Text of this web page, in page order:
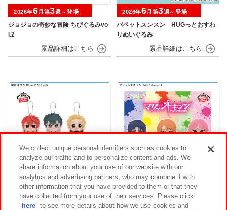
ジョジョの奇妙な冒険 ちびぐるみvo
l.2
2026年6月第3週～登場
パペットスンスン HUGっとおすわ
りぬいぐるみ
2026年6月第3週～登場
映画 ギヴン 柊mix ちびぐるみ
2026年6月13日～登場
マリッジトキシン ちびぐるみvol.1
2026年6 月12 日～登場
We collect unique personal identifiers such as cookies to
analyze our traffic and to personalize content and ads. We
share information about your use of our website with our
analytics and advertising partners, who may combine it with
other information that you have provided to them or that they
have collected from your use of their services. Please click
" here" to see more details about how we use cookies and